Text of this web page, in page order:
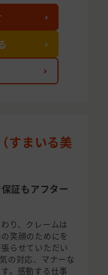
すまいる美
証もアフター
り、クレームは
笑顔のためにを
らせていただい
の対応、マナーな
。感動する仕事